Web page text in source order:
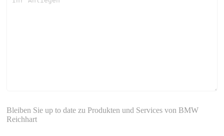
Bleiben Sie up to date zu Produkten und Services von BMW
Reichhart